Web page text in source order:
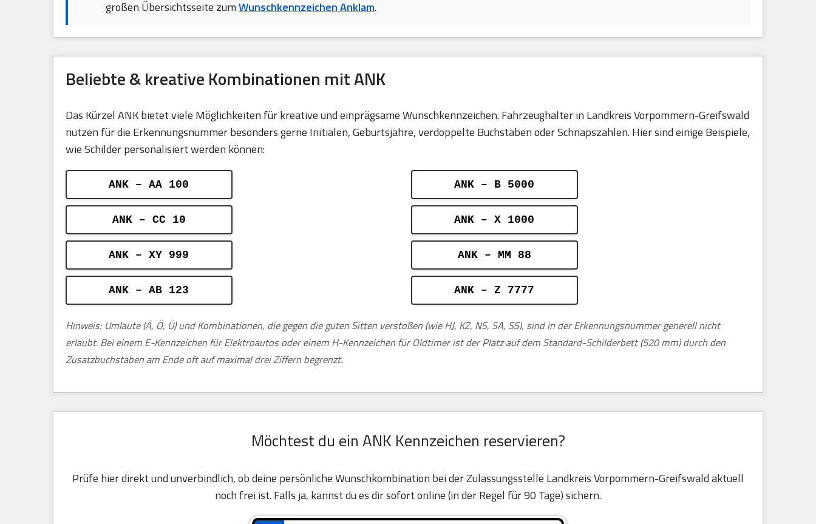
großen Übersichtsseite zumWunschkennzeichen Anklam.
Beliebte & kreative Kombinationen mit ANK
Das Kürzel ANK bietet viele Möglichkeiten für kreative und einprägsame Wunschkennzeichen. Fahrzeughalter in Landkreis Vorpommern-Greifswald
nutzen für die Erkennungsnummer besonders gerne Initialen, Geburtsjahre, verdoppelte Buchstaben oder Schnapszahlen. Hier sind einige Beispiele,
wie Schilder personalisiert werden können:
ANK – AA 100 ANK – B 5000
ANK – CC 10 ANK – X 1000
ANK – XY 999 ANK – MM 88
ANK – AB 123 ANK – Z 7777
Hinweis: Umlaute (Ä, Ö, Ü) und Kombinationen, die gegen die guten Sitten verstoßen (wie HJ, KZ, NS, SA, SS), sind in der Erkennungsnummer generell nicht
erlaubt. Bei einem E-Kennzeichen für Elektroautos oder einem H-Kennzeichen für Oldtimer ist der Platz auf dem Standard-Schilderbett (520 mm) durch den
Zusatzbuchstaben am Ende oft auf maximal drei Ziffern begrenzt.
Möchtest du ein ANK Kennzeichen reservieren?
Prüfe hier direkt und unverbindlich, ob deine persönliche Wunschkombination bei der Zulassungsstelle Landkreis Vorpommern-Greifswald aktuell
noch frei ist. Falls ja, kannst du es dir sofort online (in der Regel für 90 Tage) sichern.